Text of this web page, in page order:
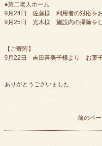
●第二老人ホーム
9月24日 佐藤様 利用者の対応をお
9月25日 光木様 施設内の掃除を
【ご寄附】
9月22日 吉田喜美子様より お菓子
ありがとうございました
前のペ